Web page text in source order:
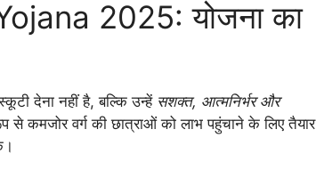
2025: योजना का
देना नहीं है, बल्कि उन्हें सशक्त, आत्मनिर्भर और
कमजोर वर्ग की छात्राओं को लाभ पहुंचाने के लिए तैयार